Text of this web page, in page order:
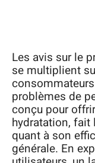
Les avis sur le
se multiplient
problèmes de
conçu pour
hydratation, fait
quant à son
générale. En